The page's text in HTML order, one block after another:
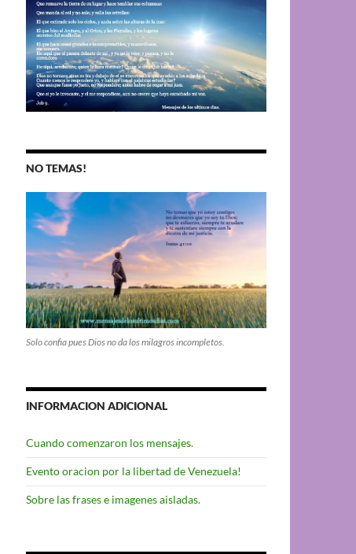
NO TEMAS!
Solo confia pues Dios no da los milagros incompletos.
INFORMACION ADICIONAL
Cuando comenzaron los mensajes.
Evento oracion por la libertad de Venezuela!
Sobre las frases e imagenes aisladas.